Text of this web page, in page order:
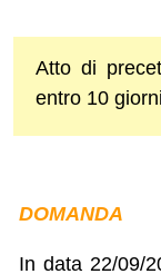
Atto di
entro 10
DOMANDA
In data 22/09/